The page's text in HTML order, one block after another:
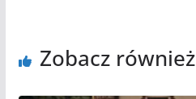
Zobacz również